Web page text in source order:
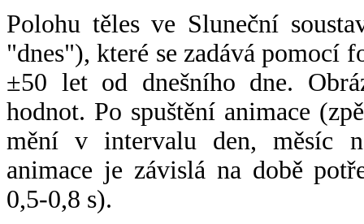
Polohu těles ve Sluneční
"dnes"), které se zadává pomocí
±50 let od dnešního dne.
hodnot. Po spuštění animace
mění v intervalu den, měsíc
animace je závislá na době
0,5-0,8 s).